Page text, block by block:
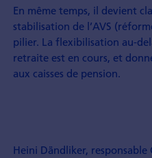
En même temps, il devient
stabilisation de l’AVS
pilier. La flexibilisation au-
retraite est en cours, et
aux caisses de pension.
Heini Dändliker,